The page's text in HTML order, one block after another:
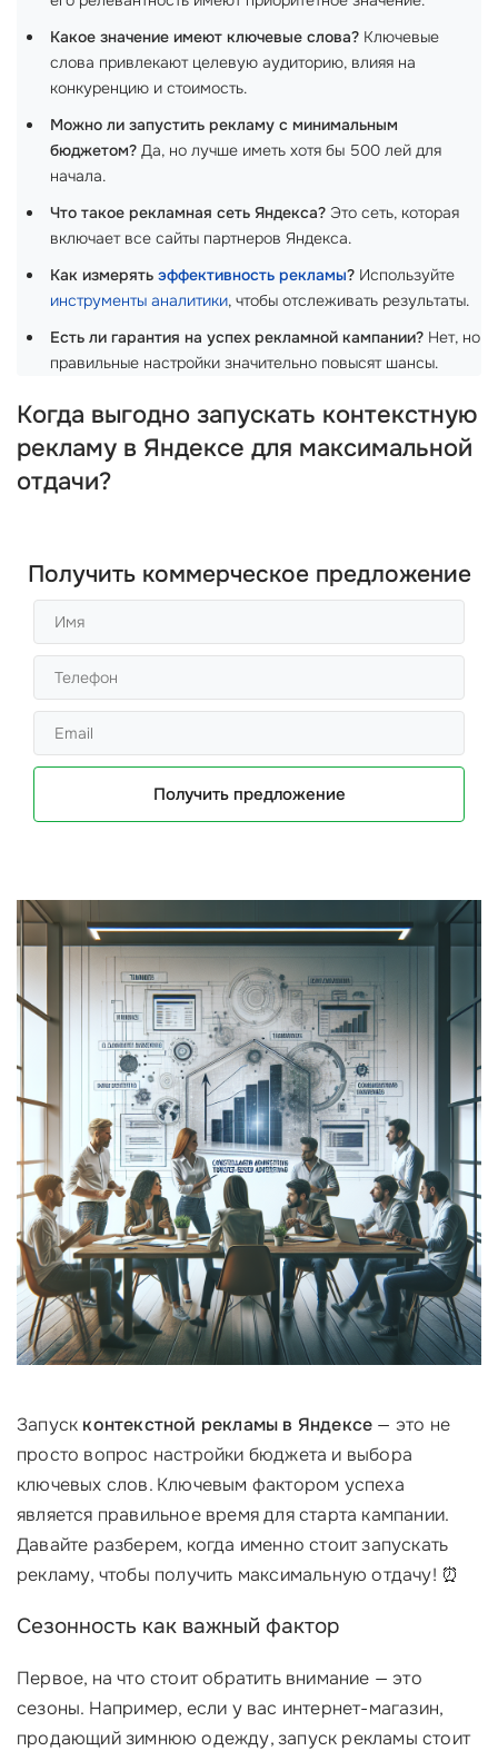
Какое значение имеют ключевые слова? Ключевые
слова привлекают целевую аудиторию, влияя на
конкуренцию и стоимость.
Можно ли запустить рекламу с минимальным
бюджетом? Да, но лучше иметь хотя бы 500 лей для
начала.
Что такое рекламная сеть Яндекса? Это сеть, которая
включает все сайты партнеров Яндекса.
Как измерять эффективность рекламы? Используйте
инструменты аналитики, чтобы отслеживать результаты.
Есть ли гарантия на успех рекламной кампании? Нет, но
правильные настройки значительно повысят шансы.
Когда выгодно запускать контекстную
рекламу в Яндексе для максимальной
отдачи?
Получить коммерческое предложение
Получить предложение
Запуск контекстной рекламы в Яндексе — это не
просто вопрос настройки бюджета и выбора
ключевых слов. Ключевым фактором успеха
является правильное время для старта кампании.
Давайте разберем, когда именно стоит запускать
рекламу, чтобы получить максимальную отдачу! ⏰
Сезонность как важный фактор
Первое, на что стоит обратить внимание — это
сезоны. Например, если у вас интернет-магазин,
продающий зимнюю одежду, запуск рекламы стоит